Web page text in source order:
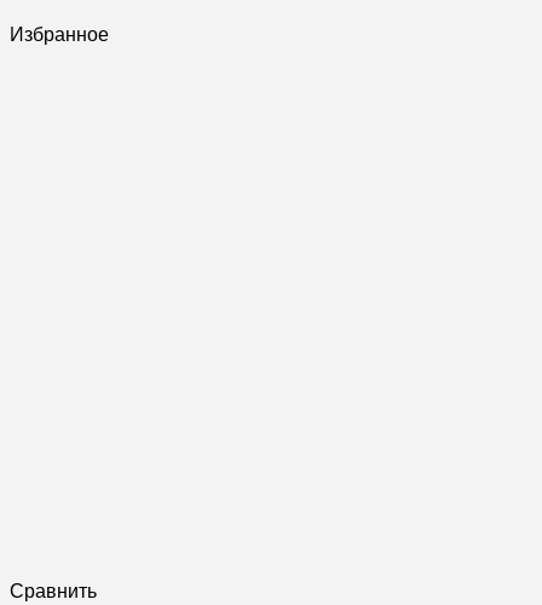
Избранное
Сравнить